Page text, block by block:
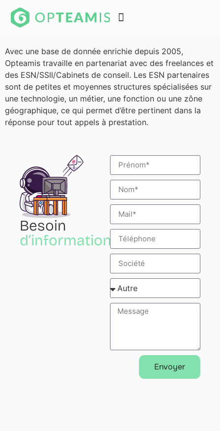
Avec une base de donnée enrichie depuis 2005,
Opteamis travaille en partenariat avec des freelances et
des ESN/SSII/Cabinets de conseil. Les ESN partenaires
sont de petites et moyennes structures spécialisées sur
une technologie, un métier, une fonction ou une zône
géographique, ce qui permet d’être pertinent dans la
réponse pour tout appels à prestation.
Besoin
d’informations?
Envoyer